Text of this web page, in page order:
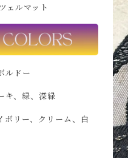
ルマット
ルドー
キ、緑、深緑
ボリー、クリーム、白